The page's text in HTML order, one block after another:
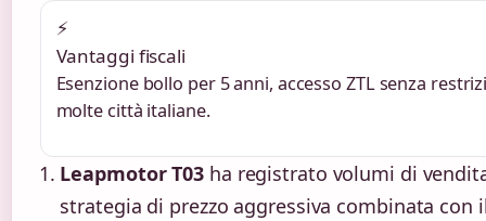
⚡
Vantaggi fiscali
Esenzione bollo per 5 anni, accesso ZTL senza
molte città italiane.
Leapmotor T03 ha registrato volumi di
strategia di prezzo aggressiva combinata con